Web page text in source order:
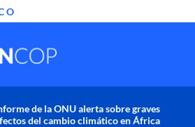
alerta sobre graves
climático en África